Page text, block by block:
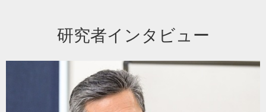
研究者インタビュー